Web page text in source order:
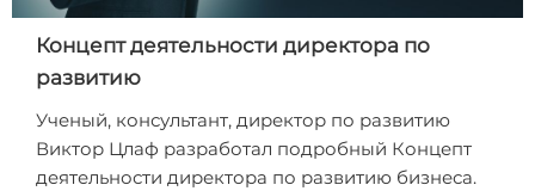
Концепт деятельности директора по
развитию
Ученый, консультант, директор по развитию
Виктор Цлаф разработал подробный Концепт
деятельности директора по развитию бизнеса.